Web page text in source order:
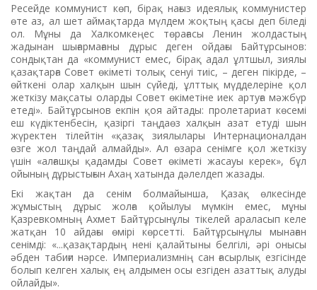
Ресейде коммунист көп, бірақ нағыз идеялық коммунистер
өте аз, ал шет аймақтарда мүлдем жоқтың қасы деп біледі
ол. Мұны да Халкомкеңес төрағасы Ленин жолдастың
жадынан шығармағаны дұрыс деген ойдағы Байтұрсынов:
сондықтан да «коммунист емес, бірақ адал ұлтшыл, зиялы
қазақтарға Совет өкіметі толық сенуі тиіс, – деген пікірде, –
өйткені олар халқын шын сүйеді, ұлттық мүдделеріне қол
жеткізу мақсаты оларды Совет өкіметіне иек артуға мәжбүр
етеді». Байтұрсынов екпін қоя айтады: пролетариат көсемі
еш күдіктенбесін, қазіргі таңдаөз халқын азат етуді шын
жүректен тілейтін «қазақ зиялылары Интернационалдан
өзге жол таңдай алмайды». Ал өзара сенімге қол жеткізу
үшін «алғашқы қадамды Совет өкіметі жасауы керек», бұл
ойының дұрыстығын Ахаң хатында дәлелдеп жазады.
Екі жақтан да сенім болмайынша, Қазақ өлкесінде
жұмыстың дұрыс жолға қойылуы мүмкін емес, мұны
Қазревкомның Ахмет Байтұрсынұлы тікелей араласып келе
жатқан 10 айдағы өмірі көрсетті. Байтұрсынұлы мынаған
сенімді: «...қазақтардың нені қалайтыны белгілі, әрі онысы
әбден табиғи нәрсе. Империализмнің сан ғасырлық езгісінде
болып келген халық ең алдымен осы езгіден азаттық алуды
ойлайды».